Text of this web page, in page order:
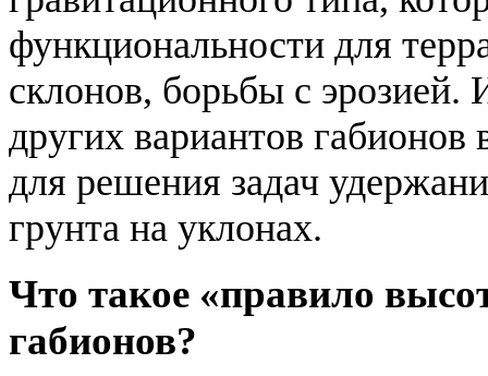
функциональности для
склонов, борьбы с
других вариантов
для решения задач
грунта на уклонах.
Что такое «правило
габионов?